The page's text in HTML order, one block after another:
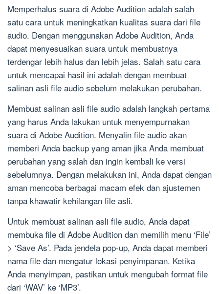
Memperhalus suara di Adobe Audition adalah salah
satu cara untuk meningkatkan kualitas suara dari file
audio. Dengan menggunakan Adobe Audition, Anda
dapat menyesuaikan suara untuk membuatnya
terdengar lebih halus dan lebih jelas. Salah satu cara
untuk mencapai hasil ini adalah dengan membuat
salinan asli file audio sebelum melakukan perubahan.
Membuat salinan asli file audio adalah langkah pertama
yang harus Anda lakukan untuk menyempurnakan
suara di Adobe Audition. Menyalin file audio akan
memberi Anda backup yang aman jika Anda membuat
perubahan yang salah dan ingin kembali ke versi
sebelumnya. Dengan melakukan ini, Anda dapat dengan
aman mencoba berbagai macam efek dan ajustemen
tanpa khawatir kehilangan file asli.
Untuk membuat salinan asli file audio, Anda dapat
membuka file di Adobe Audition dan memilih menu ‘File’
> ‘Save As’. Pada jendela pop-up, Anda dapat memberi
nama file dan mengatur lokasi penyimpanan. Ketika
Anda menyimpan, pastikan untuk mengubah format file
dari ‘WAV’ ke ‘MP3’.